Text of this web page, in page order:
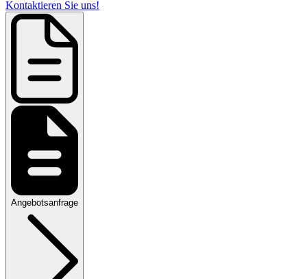
Kontaktieren Sie uns!
Angebotsanfrage